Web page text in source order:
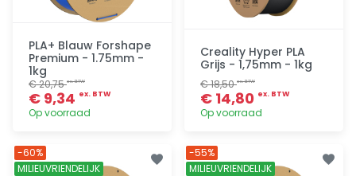
PLA+ Blauw Forshape
Premium - 1.75mm -
1kg
€ 20,75ex. BTW
€ 9,34 ex. BTW
Op voorraad
Creality Hyper PLA
Grijs - 1,75mm - 1kg
€ 18,50ex. BTW
€ 14,80 ex. BTW
Op voorraad
-60%
MILIEUVRIENDELIJK
-55%
MILIEUVRIENDELIJK